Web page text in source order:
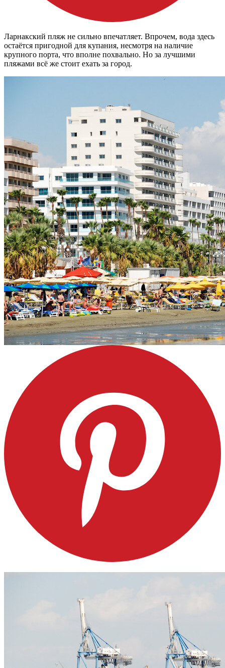
Ларнакский пляж не сильно впечатляет. Впрочем, вода здесь
остаётся пригодной для купания, несмотря на наличие
крупного порта, что вполне похвально. Но за лучшими
пляжами всё же стоит ехать за город.